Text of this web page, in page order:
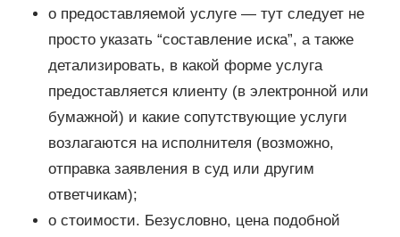
о предоставляемой услуге — тут следует не
просто указать “составление иска”, а также
детализировать, в какой форме услуга
предоставляется клиенту (в электронной или
бумажной) и какие сопутствующие услуги
возлагаются на исполнителя (возможно,
отправка заявления в суд или другим
ответчикам);
о стоимости. Безусловно, цена подобной